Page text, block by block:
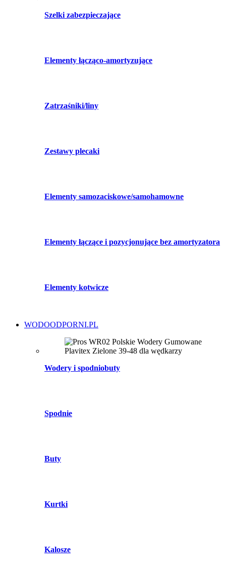
Szelki zabezpieczające
Elementy łącząco-amortyzujące
Zatrzaśniki/liny
Zestawy plecaki
Elementy samozaciskowe/samohamowne
Elementy łączące i pozycjonujące bez amortyzatora
Elementy kotwicze
WODOODPORNI.PL
Wodery i spodniobuty
Spodnie
Buty
Kurtki
Kalosze